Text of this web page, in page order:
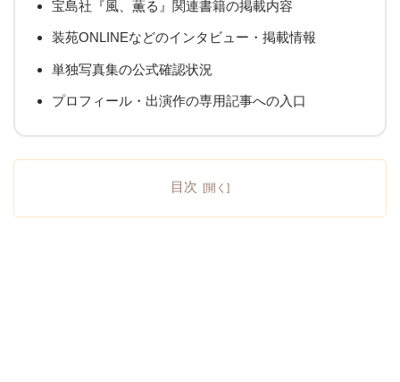
宝島社『風、薫る』関連書籍の掲載内容
装苑ONLINEなどのインタビュー・掲載情報
単独写真集の公式確認状況
プロフィール・出演作の専用記事への入口
目次